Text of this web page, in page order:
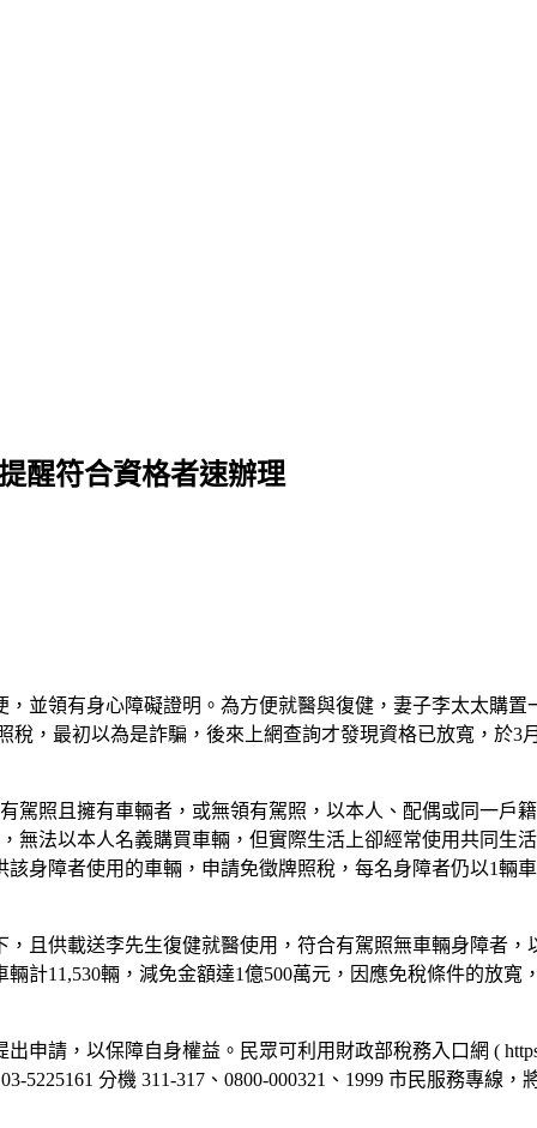
醒符合資格者速辦理
並領有身心障礙證明。為方便就醫與復健，妻子李太太購
稅，最初以為是詐騙，後來上網查詢才發現資格已放寬，於
駕照且擁有車輛者，或無領有駕照，以本人、配偶或同一戶
無法以本人名義購買車輛，但實際生活上卻經常使用共同生
身障者使用的車輛，申請免徵牌照稅，每名身障者仍以1輛
且供載送李先生復健就醫使用，符合有駕照無車輛身障者
計11,530輛，減免金額達1億500萬元，因應免稅條件的放
申請，以保障自身權益。民眾可利用財政部稅務入口網 (
分機 311-317、0800-000321、1999 市民服務專線，